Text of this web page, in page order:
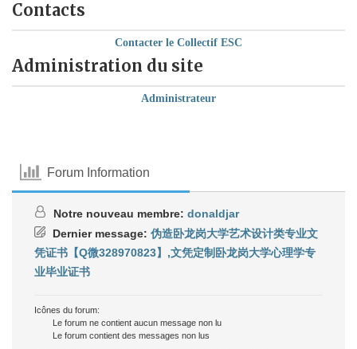
Contacts
Contacter le Collectif ESC
Administration du site
Administrateur
Forum Information
Notre nouveau membre: donaldjar
Dernier message: 伪造卧龙岗大学艺术设计类专业文
凭证书【Q微328970823】,文凭定制卧龙岗大学心理学专
业毕业证书
Icônes du forum:
Le forum ne contient aucun message non lu
Le forum contient des messages non lus